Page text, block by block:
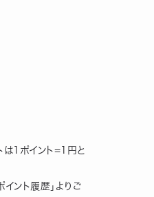
1ポイント=1円と
ント履歴」よりご